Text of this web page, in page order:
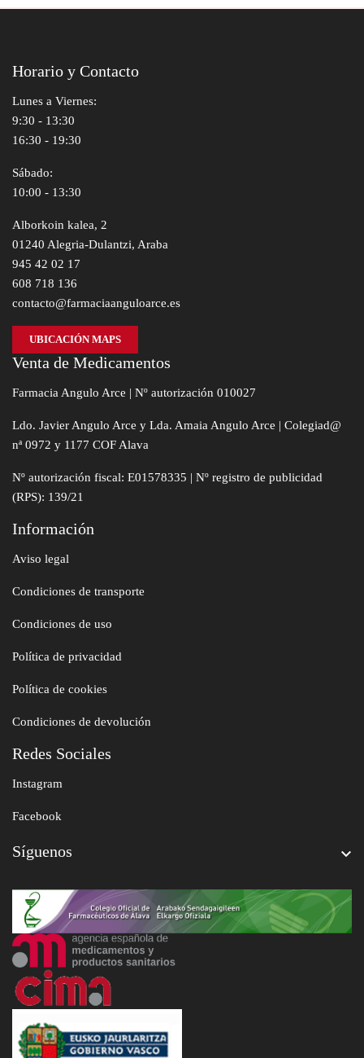
Horario y Contacto
Lunes a Viernes:
9:30 - 13:30
16:30 - 19:30
Sábado:
10:00 - 13:30
Alborkoin kalea, 2
01240 Alegria-Dulantzi, Araba
945 42 02 17
608 718 136
contacto@farmaciaanguloarce.es
UBICACIÓN MAPS
Venta de Medicamentos
Farmacia Angulo Arce | Nº autorización 010027
Ldo. Javier Angulo Arce y Lda. Amaia Angulo Arce | Colegiad@
nª 0972 y 1177 COF Alava
Nº autorización fiscal: E01578335 | Nº registro de publicidad
(RPS): 139/21
Información
Aviso legal
Condiciones de transporte
Condiciones de uso
Política de privacidad
Política de cookies
Condiciones de devolución
Redes Sociales
Instagram
Facebook
Síguenos 